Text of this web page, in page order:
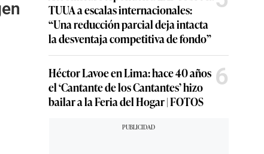
TUUA a escalas internacionales:
“Una reducción parcial deja intacta
la desventaja competitiva de fondo”
Héctor Lavoe en Lima: hace 40 años
el ‘Cantante de los Cantantes’ hizo
bailar a la Feria del Hogar | FOTOS
6